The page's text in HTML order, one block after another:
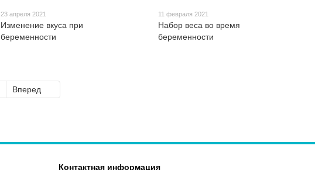
23 апреля 2021
Изменение вкуса при
беременности
11 февраля 2021
Набор веса во время
беременности
Вперед
Контактная информация